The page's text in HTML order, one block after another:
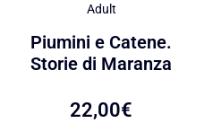
Adult
Piumini e Catene.
Storie di Maranza
22,00€